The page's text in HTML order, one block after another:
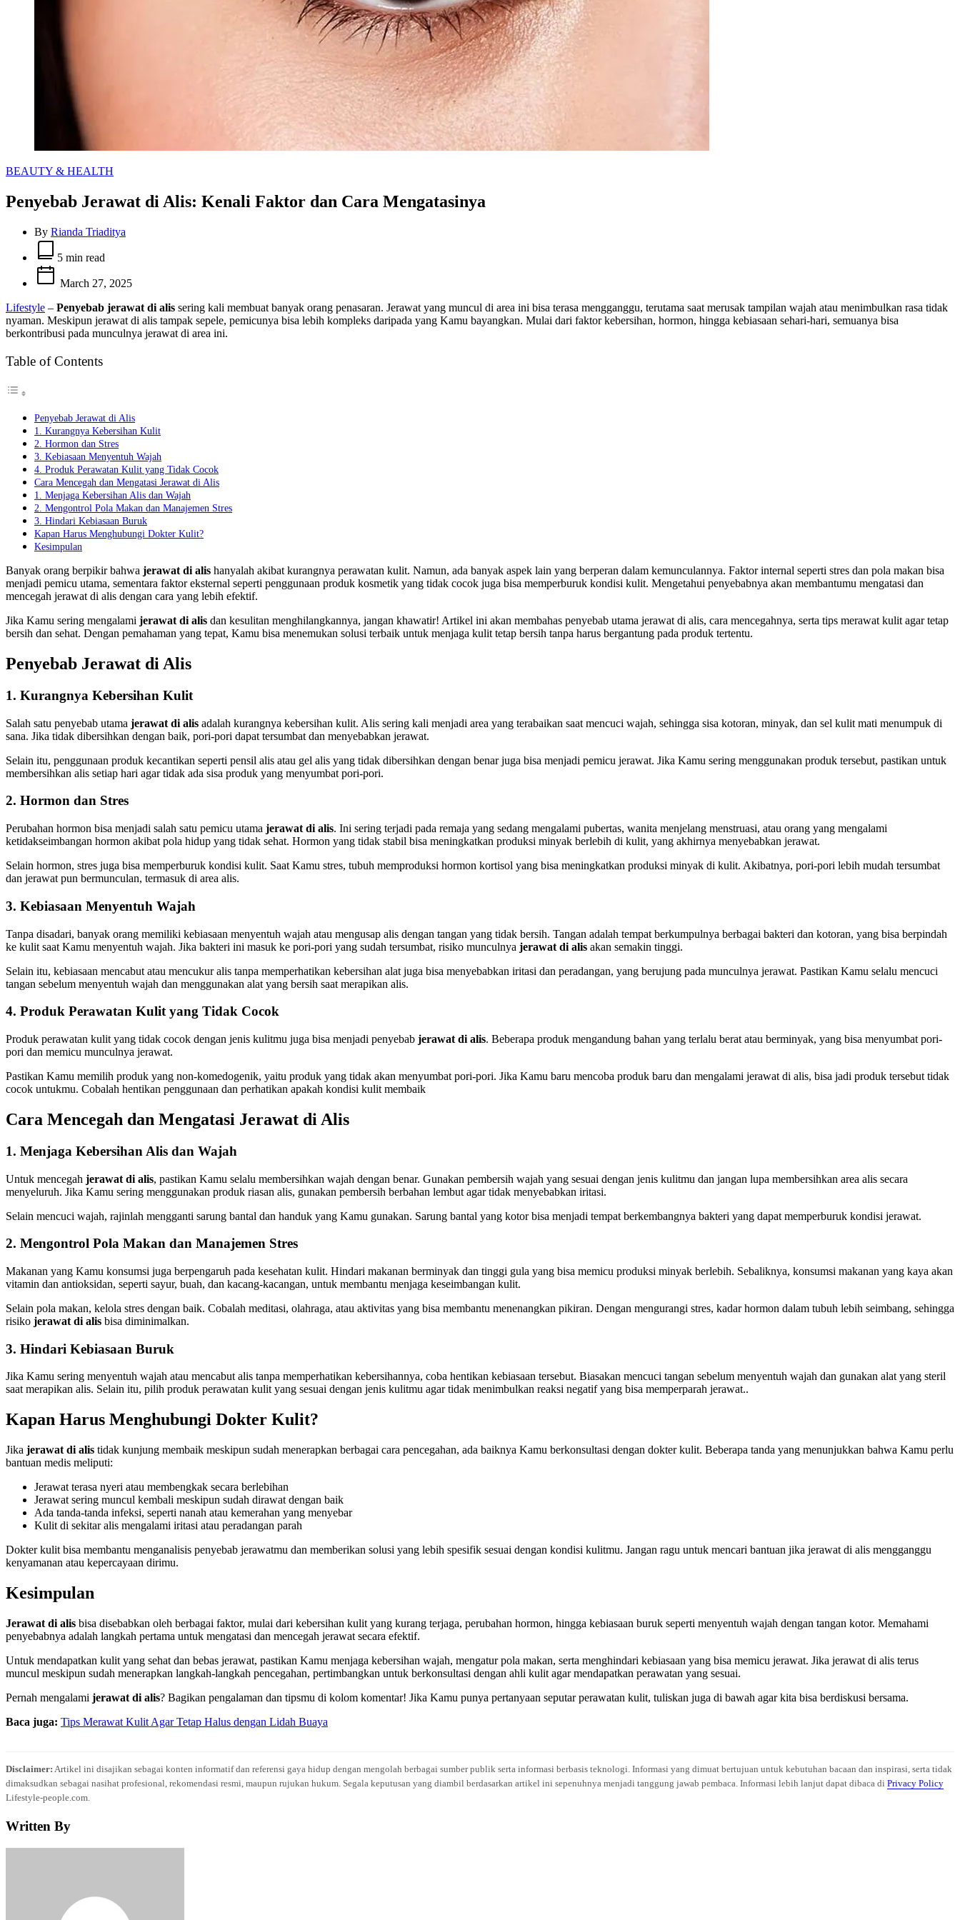
Categories
BEAUTY & HEALTH
Penyebab Jerawat di Alis: Kenali Faktor dan Cara Mengatasinya
By Rianda Triaditya
Estimated
read
time
5 min read
March 27, 2025
Lifestyle – Penyebab jerawat di alis sering kali membuat banyak orang penasaran. Jerawat yang muncul di area ini bisa terasa mengganggu, terutama saat merusak tampilan wajah atau menimbulkan rasa tidak
nyaman. Meskipun jerawat di alis tampak sepele, pemicunya bisa lebih kompleks daripada yang Kamu bayangkan. Mulai dari faktor kebersihan, hormon, hingga kebiasaan sehari-hari, semuanya bisa
berkontribusi pada munculnya jerawat di area ini.
Table of Contents
Penyebab Jerawat di Alis
1. Kurangnya Kebersihan Kulit
2. Hormon dan Stres
3. Kebiasaan Menyentuh Wajah
4. Produk Perawatan Kulit yang Tidak Cocok
Cara Mencegah dan Mengatasi Jerawat di Alis
1. Menjaga Kebersihan Alis dan Wajah
2. Mengontrol Pola Makan dan Manajemen Stres
3. Hindari Kebiasaan Buruk
Kapan Harus Menghubungi Dokter Kulit?
Kesimpulan
Banyak orang berpikir bahwa jerawat di alis hanyalah akibat kurangnya perawatan kulit. Namun, ada banyak aspek lain yang berperan dalam kemunculannya. Faktor internal seperti stres dan pola makan bisa
menjadi pemicu utama, sementara faktor eksternal seperti penggunaan produk kosmetik yang tidak cocok juga bisa memperburuk kondisi kulit. Mengetahui penyebabnya akan membantumu mengatasi dan
mencegah jerawat di alis dengan cara yang lebih efektif.
Jika Kamu sering mengalami jerawat di alis dan kesulitan menghilangkannya, jangan khawatir! Artikel ini akan membahas penyebab utama jerawat di alis, cara mencegahnya, serta tips merawat kulit agar tetap
bersih dan sehat. Dengan pemahaman yang tepat, Kamu bisa menemukan solusi terbaik untuk menjaga kulit tetap bersih tanpa harus bergantung pada produk tertentu.
Penyebab Jerawat di Alis
1. Kurangnya Kebersihan Kulit
Salah satu penyebab utama jerawat di alis adalah kurangnya kebersihan kulit. Alis sering kali menjadi area yang terabaikan saat mencuci wajah, sehingga sisa kotoran, minyak, dan sel kulit mati menumpuk di
sana. Jika tidak dibersihkan dengan baik, pori-pori dapat tersumbat dan menyebabkan jerawat.
Selain itu, penggunaan produk kecantikan seperti pensil alis atau gel alis yang tidak dibersihkan dengan benar juga bisa menjadi pemicu jerawat. Jika Kamu sering menggunakan produk tersebut, pastikan untuk
membersihkan alis setiap hari agar tidak ada sisa produk yang menyumbat pori-pori.
2. Hormon dan Stres
Perubahan hormon bisa menjadi salah satu pemicu utama jerawat di alis. Ini sering terjadi pada remaja yang sedang mengalami pubertas, wanita menjelang menstruasi, atau orang yang mengalami
ketidakseimbangan hormon akibat pola hidup yang tidak sehat. Hormon yang tidak stabil bisa meningkatkan produksi minyak berlebih di kulit, yang akhirnya menyebabkan jerawat.
Selain hormon, stres juga bisa memperburuk kondisi kulit. Saat Kamu stres, tubuh memproduksi hormon kortisol yang bisa meningkatkan produksi minyak di kulit. Akibatnya, pori-pori lebih mudah tersumbat
dan jerawat pun bermunculan, termasuk di area alis.
3. Kebiasaan Menyentuh Wajah
Tanpa disadari, banyak orang memiliki kebiasaan menyentuh wajah atau mengusap alis dengan tangan yang tidak bersih. Tangan adalah tempat berkumpulnya berbagai bakteri dan kotoran, yang bisa berpindah
ke kulit saat Kamu menyentuh wajah. Jika bakteri ini masuk ke pori-pori yang sudah tersumbat, risiko munculnya jerawat di alis akan semakin tinggi.
Selain itu, kebiasaan mencabut atau mencukur alis tanpa memperhatikan kebersihan alat juga bisa menyebabkan iritasi dan peradangan, yang berujung pada munculnya jerawat. Pastikan Kamu selalu mencuci
tangan sebelum menyentuh wajah dan menggunakan alat yang bersih saat merapikan alis.
4. Produk Perawatan Kulit yang Tidak Cocok
Produk perawatan kulit yang tidak cocok dengan jenis kulitmu juga bisa menjadi penyebab jerawat di alis. Beberapa produk mengandung bahan yang terlalu berat atau berminyak, yang bisa menyumbat pori-
pori dan memicu munculnya jerawat.
Pastikan Kamu memilih produk yang non-komedogenik, yaitu produk yang tidak akan menyumbat pori-pori. Jika Kamu baru mencoba produk baru dan mengalami jerawat di alis, bisa jadi produk tersebut tidak
cocok untukmu. Cobalah hentikan penggunaan dan perhatikan apakah kondisi kulit membaik
Cara Mencegah dan Mengatasi Jerawat di Alis
1. Menjaga Kebersihan Alis dan Wajah
Untuk mencegah jerawat di alis, pastikan Kamu selalu membersihkan wajah dengan benar. Gunakan pembersih wajah yang sesuai dengan jenis kulitmu dan jangan lupa membersihkan area alis secara
menyeluruh. Jika Kamu sering menggunakan produk riasan alis, gunakan pembersih berbahan lembut agar tidak menyebabkan iritasi.
Selain mencuci wajah, rajinlah mengganti sarung bantal dan handuk yang Kamu gunakan. Sarung bantal yang kotor bisa menjadi tempat berkembangnya bakteri yang dapat memperburuk kondisi jerawat.
2. Mengontrol Pola Makan dan Manajemen Stres
Makanan yang Kamu konsumsi juga berpengaruh pada kesehatan kulit. Hindari makanan berminyak dan tinggi gula yang bisa memicu produksi minyak berlebih. Sebaliknya, konsumsi makanan yang kaya akan
vitamin dan antioksidan, seperti sayur, buah, dan kacang-kacangan, untuk membantu menjaga keseimbangan kulit.
Selain pola makan, kelola stres dengan baik. Cobalah meditasi, olahraga, atau aktivitas yang bisa membantu menenangkan pikiran. Dengan mengurangi stres, kadar hormon dalam tubuh lebih seimbang, sehingga
risiko jerawat di alis bisa diminimalkan.
3. Hindari Kebiasaan Buruk
Jika Kamu sering menyentuh wajah atau mencabut alis tanpa memperhatikan kebersihannya, coba hentikan kebiasaan tersebut. Biasakan mencuci tangan sebelum menyentuh wajah dan gunakan alat yang steril
saat merapikan alis. Selain itu, pilih produk perawatan kulit yang sesuai dengan jenis kulitmu agar tidak menimbulkan reaksi negatif yang bisa memperparah jerawat..
Kapan Harus Menghubungi Dokter Kulit?
Jika jerawat di alis tidak kunjung membaik meskipun sudah menerapkan berbagai cara pencegahan, ada baiknya Kamu berkonsultasi dengan dokter kulit. Beberapa tanda yang menunjukkan bahwa Kamu perlu
bantuan medis meliputi:
Jerawat terasa nyeri atau membengkak secara berlebihan
Jerawat sering muncul kembali meskipun sudah dirawat dengan baik
Ada tanda-tanda infeksi, seperti nanah atau kemerahan yang menyebar
Kulit di sekitar alis mengalami iritasi atau peradangan parah
Dokter kulit bisa membantu menganalisis penyebab jerawatmu dan memberikan solusi yang lebih spesifik sesuai dengan kondisi kulitmu. Jangan ragu untuk mencari bantuan jika jerawat di alis mengganggu
kenyamanan atau kepercayaan dirimu.
Kesimpulan
Jerawat di alis bisa disebabkan oleh berbagai faktor, mulai dari kebersihan kulit yang kurang terjaga, perubahan hormon, hingga kebiasaan buruk seperti menyentuh wajah dengan tangan kotor. Memahami
penyebabnya adalah langkah pertama untuk mengatasi dan mencegah jerawat secara efektif.
Untuk mendapatkan kulit yang sehat dan bebas jerawat, pastikan Kamu menjaga kebersihan wajah, mengatur pola makan, serta menghindari kebiasaan yang bisa memicu jerawat. Jika jerawat di alis terus
muncul meskipun sudah menerapkan langkah-langkah pencegahan, pertimbangkan untuk berkonsultasi dengan ahli kulit agar mendapatkan perawatan yang sesuai.
Pernah mengalami jerawat di alis? Bagikan pengalaman dan tipsmu di kolom komentar! Jika Kamu punya pertanyaan seputar perawatan kulit, tuliskan juga di bawah agar kita bisa berdiskusi bersama.
Baca juga: Tips Merawat Kulit Agar Tetap Halus dengan Lidah Buaya
Disclaimer: Artikel ini disajikan sebagai konten informatif dan referensi gaya hidup dengan mengolah berbagai sumber publik serta informasi berbasis teknologi. Informasi yang dimuat bertujuan untuk kebutuhan bacaan dan inspirasi, serta tidak
dimaksudkan sebagai nasihat profesional, rekomendasi resmi, maupun rujukan hukum. Segala keputusan yang diambil berdasarkan artikel ini sepenuhnya menjadi tanggung jawab pembaca. Informasi lebih lanjut dapat dibaca di Privacy Policy
Lifestyle-people.com.
Written By